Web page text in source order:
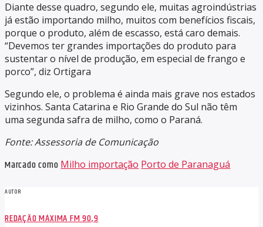
Diante desse quadro, segundo ele, muitas agroindústrias
já estão importando milho, muitos com benefícios fiscais,
porque o produto, além de escasso, está caro demais.
“Devemos ter grandes importações do produto para
sustentar o nível de produção, em especial de frango e
porco”, diz Ortigara
Segundo ele, o problema é ainda mais grave nos estados
vizinhos. Santa Catarina e Rio Grande do Sul não têm
uma segunda safra de milho, como o Paraná.
Fonte: Assessoria de Comunicação
Marcado comoMilho importação Porto de Paranaguá
AUTOR
REDAÇÃO MÁXIMA FM 90,9